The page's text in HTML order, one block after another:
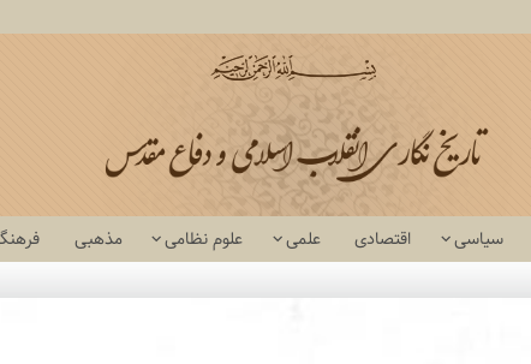
سیاسی اقتصادی علمی علوم نظامی مذهبی